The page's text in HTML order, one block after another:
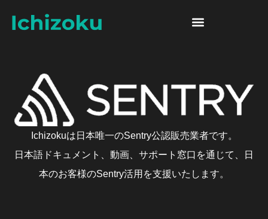
Skip to content
Ichizokuは日本唯一のSentry公認販売業者です。
日本語ドキュメント、動画、サポート窓口を通じて、日
本のお客様のSentry活用を支援いたします。